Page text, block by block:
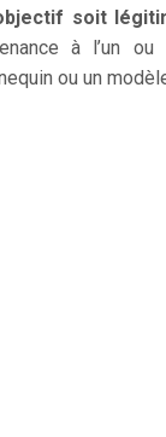
soit
à l’un ou
ou un